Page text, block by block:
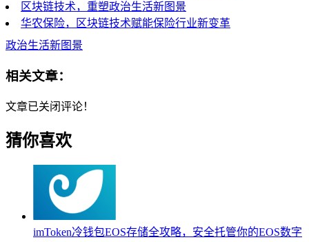
区块链技术，重塑政治生活新图景
华农保险，区块链技术赋能保险行业新变革
政治生活新图景
相关文章：
文章已关闭评论！
猜你喜欢
imToken冷钱包EOS存储全攻略，安全托管你的EOS数字